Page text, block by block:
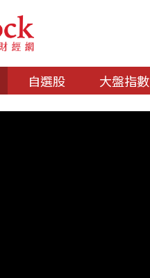
自選股 大盤指數